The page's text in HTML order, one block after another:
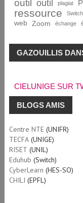
outil outil plagiat
ressource
Switch
web
Zoom échange
GAZOUILLIS
CIELUNIGE SUR
BLOGS AMIS
Centre NTE(UNIFR)
TECFA(UNIGE)
RISET (UNIL)
Eduhub (Switch)
CyberLearn (HES-SO)
CHILI (EPFL)